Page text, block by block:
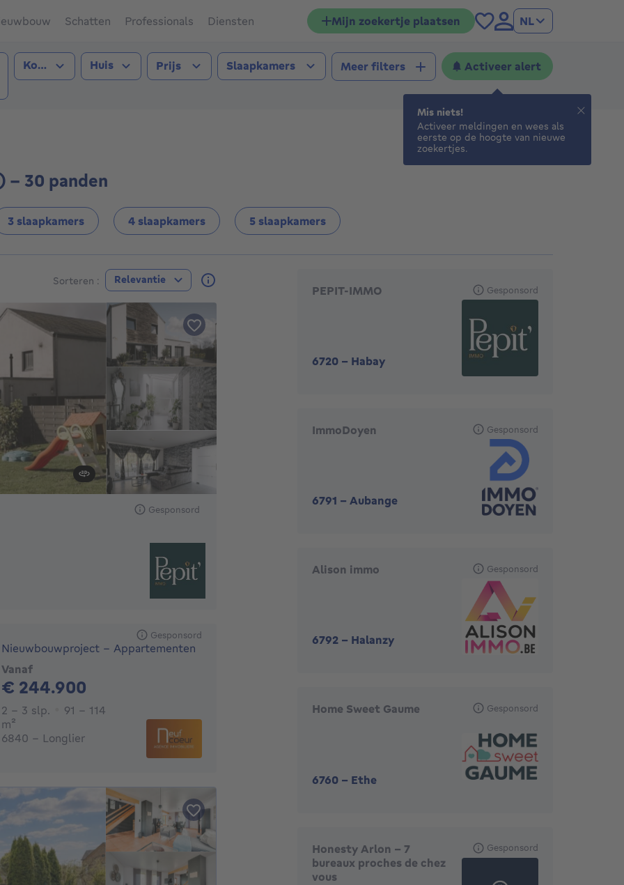
Schatten Professionals Diensten Mijn zoekertje plaatsen NL
(6790))
Type transactie
Kopen Type pand
Huis Prijs Slaapkamers Meer filters Activeer alert
- 30 panden
3 slaapkamers 4 slaapkamers 5 slaapkamers
Sorteren : Relevantie
Gesponsord
Gesponsord
Nieuwbouwproject - Appartementen
Vanaf
€ 244.900
2 - 3 Slaapkamers
2 - 3 slp.
91 - 114
m²
6840 - Longlier
Aanbevolen agentschappen
PEPIT-IMMO
6720 - Habay
Gesponsord
ImmoDoyen
6791 - Aubange
Gesponsord
Alison immo
6792 - Halanzy
Gesponsord
Home Sweet Gaume
6760 - Ethe
Gesponsord
Honesty Arlon - 7
bureaux proches de chez
vous
Gesponsord
Mis niets!
Activeer meldingen en wees als
eerste op de hoogte van nieuwe
zoekertjes.